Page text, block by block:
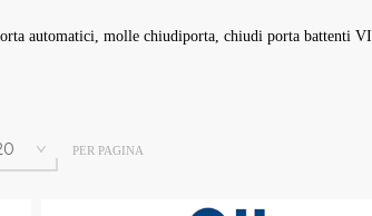
automatici, molle chiudiporta, chiudi porta battenti
PER PAGINA